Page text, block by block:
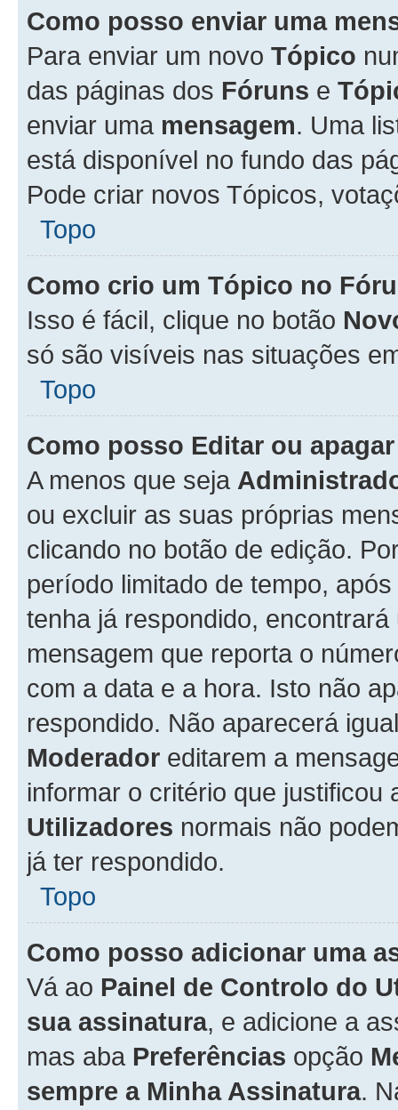
Como posso enviar uma
Para enviar um novo Tópico
das páginas dos Fóruns e
enviar uma mensagem. Uma
está disponível no fundo das
Pode criar novos Tópicos,
Topo
Como crio um Tópico no
Isso é fácil, clique no botão
só são visíveis nas situações
Topo
Como posso Editar ou
A menos que seja
ou excluir as suas próprias
clicando no botão de edição.
período limitado de tempo,
tenha já respondido,
mensagem que reporta o
com a data e a hora. Isto não
respondido. Não aparecerá
Moderador editarem a
informar o critério que
Utilizadores normais não
já ter respondido.
Topo
Como posso adicionar uma
Vá ao Painel de Controlo do
sua assinatura, e adicione a
mas aba Preferências opção
sempre a Minha Assinatura.